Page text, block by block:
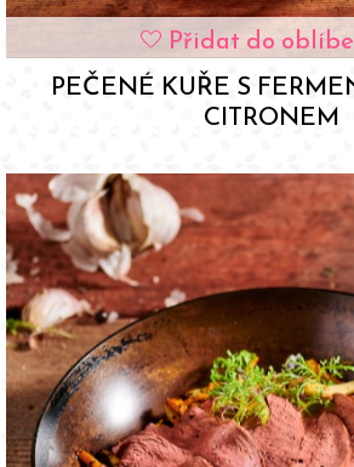
favorite Přidat do
PEČENÉ KUŘE S
CITRONEM